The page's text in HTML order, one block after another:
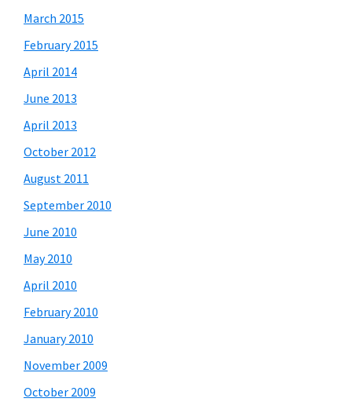
March 2015
February 2015
April 2014
June 2013
April 2013
October 2012
August 2011
September 2010
June 2010
May 2010
April 2010
February 2010
January 2010
November 2009
October 2009